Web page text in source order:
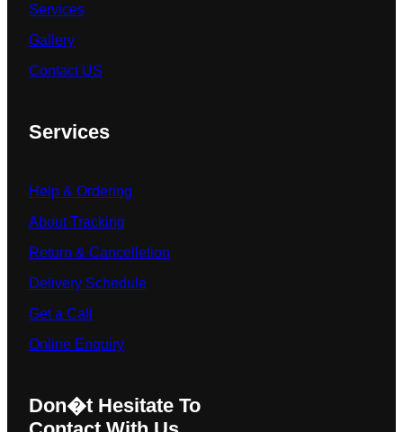
Services
Gallery
Contact US
Services
Help & Ordering
About Tracking
Return & Cancelletion
Delivery Schedule
Get a Call
Online Enquiry
Don�t Hesitate To